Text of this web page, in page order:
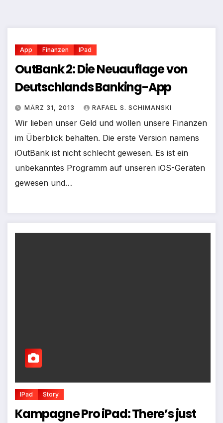
App Finanzen IPad
OutBank 2: Die Neuauflage von
Deutschlands Banking-App
MÄRZ 31, 2013 RAFAEL S. SCHIMANSKI
Wir lieben unser Geld und wollen unsere Finanzen
im Überblick behalten. Die erste Version namens
iOutBank ist nicht schlecht gewesen. Es ist ein
unbekanntes Programm auf unseren iOS-Geräten
gewesen und…
IPad Story
Kampagne Pro iPad: There’s just